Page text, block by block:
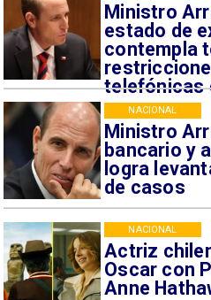
Ministro
estado de
contempla
telefónicas
Ministro
bancario y
logra
de casos
NACIONAL
Actriz
Oscar con
Anne
NACIONAL